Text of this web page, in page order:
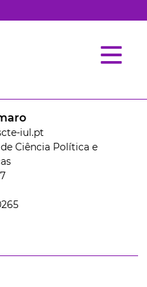
iul.pt
Ciência Política e